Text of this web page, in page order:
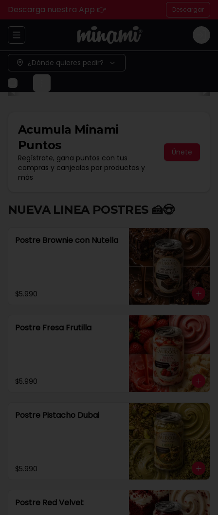
Descarga nuestra App 👉 Descargar
Abrir menu de navegación Login
¿Dónde quieres pedir?
Acumula Minami
Puntos
Regístrate, gana puntos con tus
compras y canjealos por productos y
más
Únete
NUEVA LINEA POSTRES 🍰😍
Postre Brownie con Nutella
$5.990
Postre Fresa Frutilla
$5.990
Postre Pistacho Dubai
$5.990
Postre Red Velvet